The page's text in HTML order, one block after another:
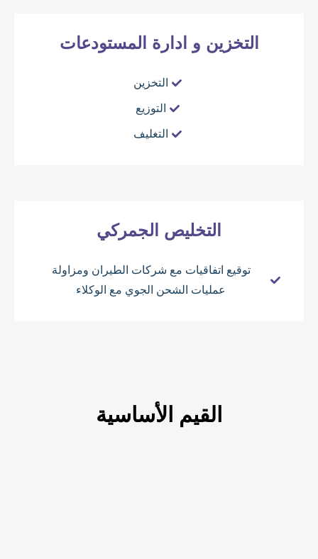
التخزين و ادارة المستودعات
التخزين
التوزيع
التغليف
التخليص الجمركي
توقيع اتفاقيات مع شركات الطيران ومزاولة
عمليات الشحن الجوي مع الوكلاء
القيم الأساسية